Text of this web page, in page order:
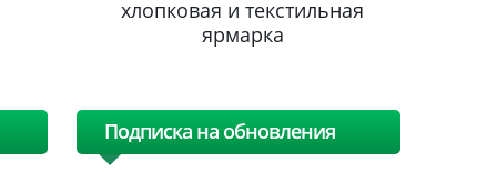
хлопковая и текстильная
ярмарка
Подписка на обновления